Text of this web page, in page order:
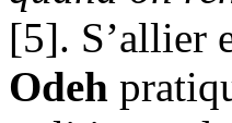
[5]. S’allier
Odeh